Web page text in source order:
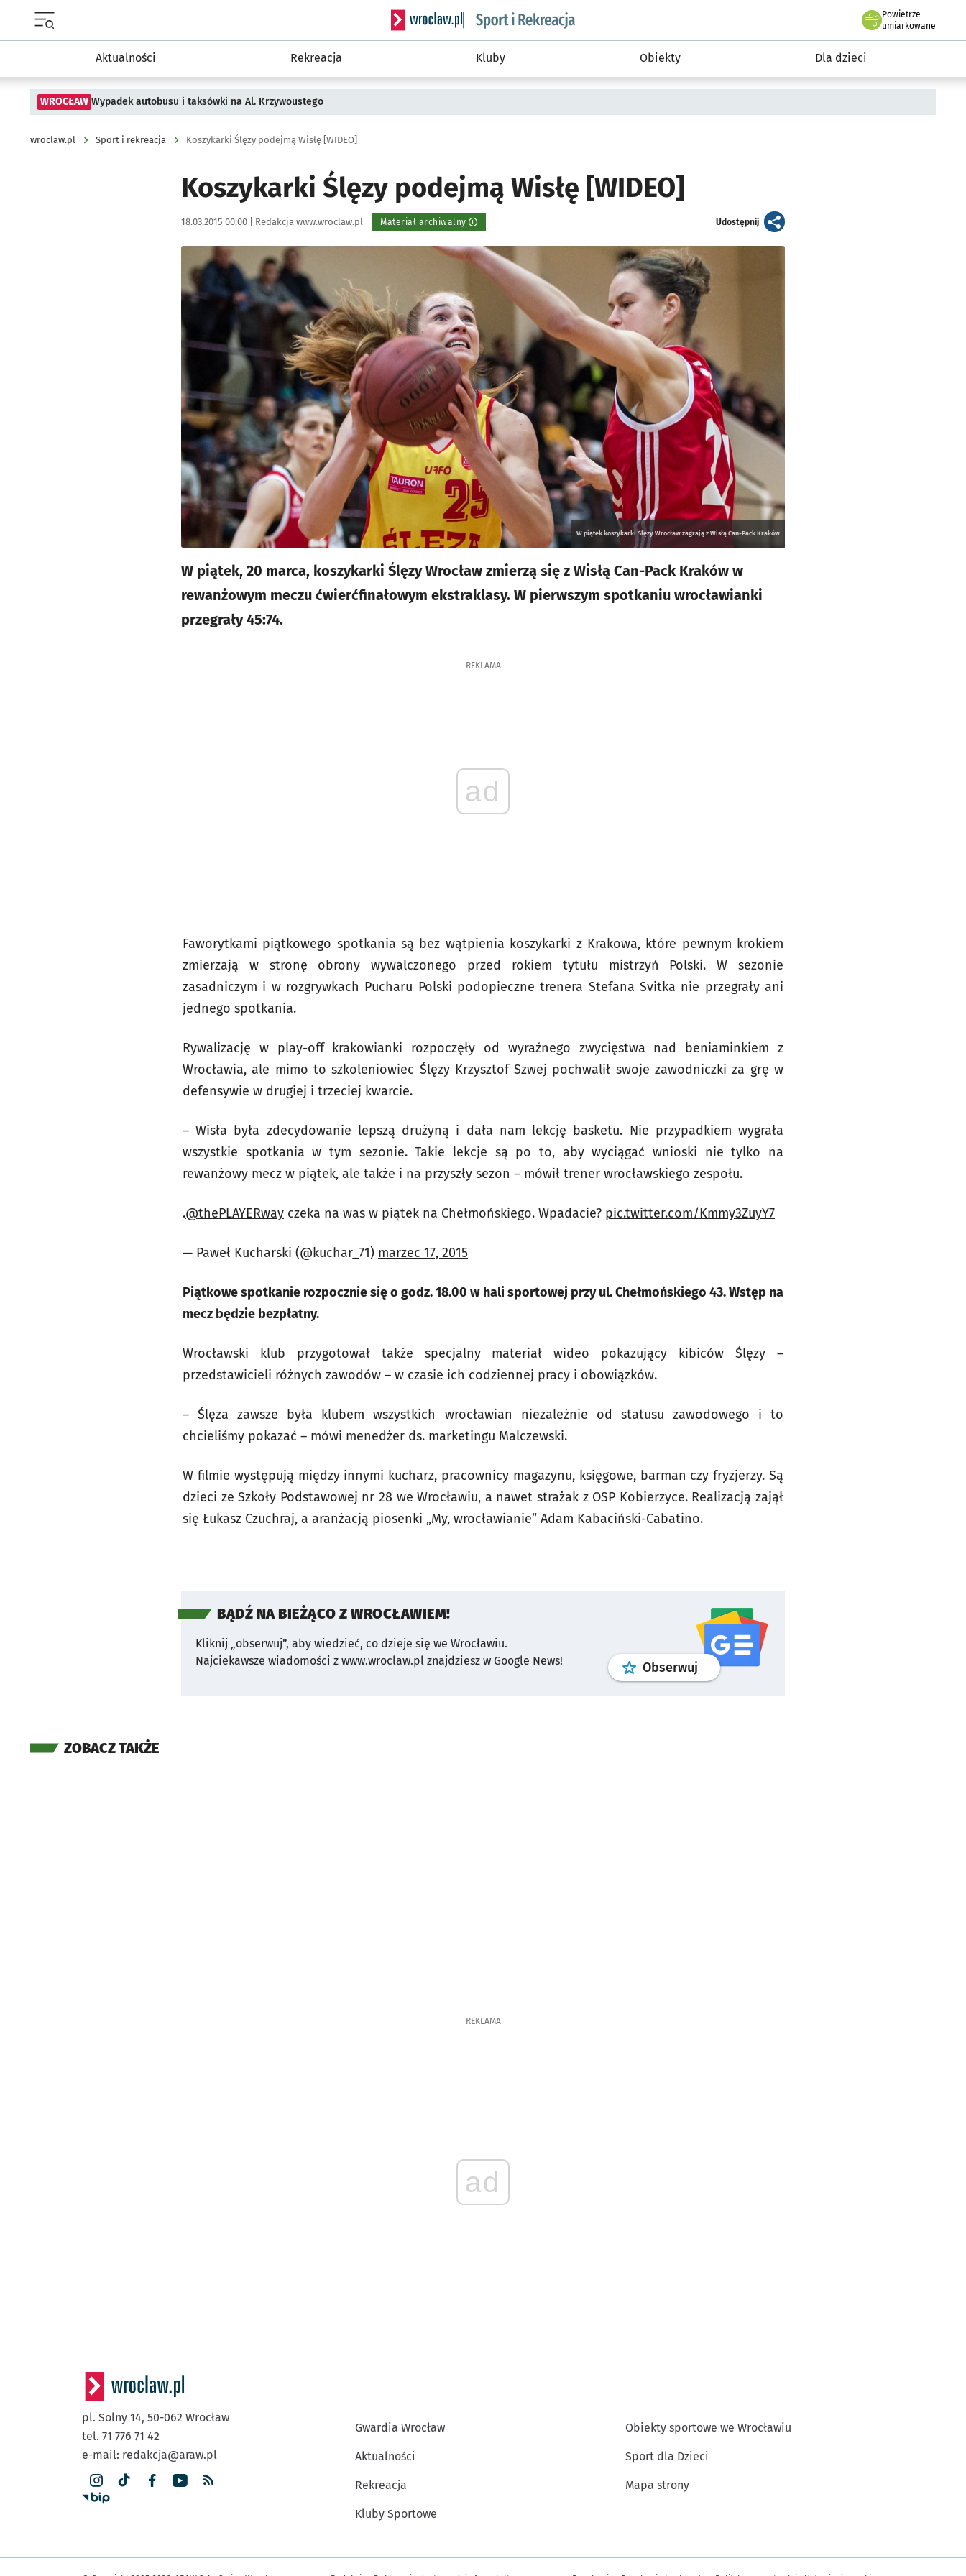
Serwis informacyjny wroclaw.pl podserwis: Sport i rekreacja
Powietrze
we Wrocławiu
umiarkowane
Aktualności Rekreacja Kluby Obiekty Dla dzieci
WROCŁAW Wypadek autobusu i taksówki na Al. Krzywoustego
wroclaw.pl Sport i rekreacja Koszykarki Ślęzy podejmą Wisłę [WIDEO]
Koszykarki Ślęzy podejmą Wisłę [WIDEO]
Data publikacji:
18.03.2015 00:00 | Autor:
Redakcja www.wroclaw.pl Materiał archiwalny Udostępnijartykuł
Kliknij, aby powiększyć
W piątek koszykarki Ślęzy Wrocław zagrają z Wisłą Can-Pack Kraków
W piątek, 20 marca, koszykarki Ślęzy Wrocław zmierzą się z Wisłą Can-Pack Kraków w
rewanżowym meczu ćwierćfinałowym ekstraklasy. W pierwszym spotkaniu wrocławianki
przegrały 45:74.
REKLAMA
ad
Faworytkami piątkowego spotkania są bez wątpienia koszykarki z Krakowa, które pewnym krokiem
zmierzają w stronę obrony wywalczonego przed rokiem tytułu mistrzyń Polski. W sezonie
zasadniczym i w rozgrywkach Pucharu Polski podopieczne trenera Stefana Svitka nie przegrały ani
jednego spotkania.
Rywalizację w play-off krakowianki rozpoczęły od wyraźnego zwycięstwa nad beniaminkiem z
Wrocławia, ale mimo to szkoleniowiec Ślęzy Krzysztof Szwej pochwalił swoje zawodniczki za grę w
defensywie w drugiej i trzeciej kwarcie.
– Wisła była zdecydowanie lepszą drużyną i dała nam lekcję basketu. Nie przypadkiem wygrała
wszystkie spotkania w tym sezonie. Takie lekcje są po to, aby wyciągać wnioski nie tylko na
rewanżowy mecz w piątek, ale także i na przyszły sezon – mówił trener wrocławskiego zespołu.
.@thePLAYERway czeka na was w piątek na Chełmońskiego. Wpadacie? pic.twitter.com/Kmmy3ZuyY7
— Paweł Kucharski (@kuchar_71) marzec 17, 2015
Piątkowe spotkanie rozpocznie się o godz. 18.00 w hali sportowej przy ul. Chełmońskiego 43. Wstęp na
mecz będzie bezpłatny.
Wrocławski klub przygotował także specjalny materiał wideo pokazujący kibiców Ślęzy –
przedstawicieli różnych zawodów – w czasie ich codziennej pracy i obowiązków.
– Ślęza zawsze była klubem wszystkich wrocławian niezależnie od statusu zawodowego i to
chcieliśmy pokazać – mówi menedżer ds. marketingu Malczewski.
W filmie występują między innymi kucharz, pracownicy magazynu, księgowe, barman czy fryzjerzy. Są
dzieci ze Szkoły Podstawowej nr 28 we Wrocławiu, a nawet strażak z OSP Kobierzyce. Realizacją zajął
się Łukasz Czuchraj, a aranżacją piosenki „My, wrocławianie” Adam Kabaciński-Cabatino.
BĄDŹ NA BIEŻĄCO Z WROCŁAWIEM!
Kliknij „obserwuj”, aby wiedzieć, co dzieje się we Wrocławiu.
Najciekawsze wiadomości z www.wroclaw.pl znajdziesz w Google News!
Obserwuj profilgoogle news
ZOBACZ TAKŻE
REKLAMA
ad
pl. Solny 14, 50-062 Wrocław
tel. 71 776 71 42
e-mail: redakcja@araw.pl
Gwardia Wrocław
Aktualności
Rekreacja
Kluby Sportowe
Obiekty sportowe we Wrocławiu
Sport dla Dzieci
Mapa strony
Inne informacje